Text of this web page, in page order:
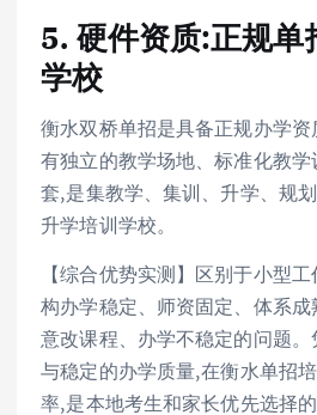
5. 硬件资质:正规
学校
衡水双桥单招是具备正规办学
有独立的教学场地、标准化教
套,是集教学、集训、升学、规
升学培训学校。
【综合优势实测】区别于小型
构办学稳定、师资固定、体系
意改课程、办学不稳定的问题
与稳定的办学质量,在衡水单招
率,是本地考生和家长优先选择